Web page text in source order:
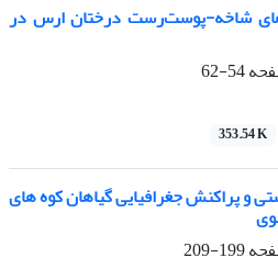
شاخه-پوست‌رست درختان ارس در
54-62
353.54 K
و پراکنش جغرافیایی گیاهان کوه های
199-209